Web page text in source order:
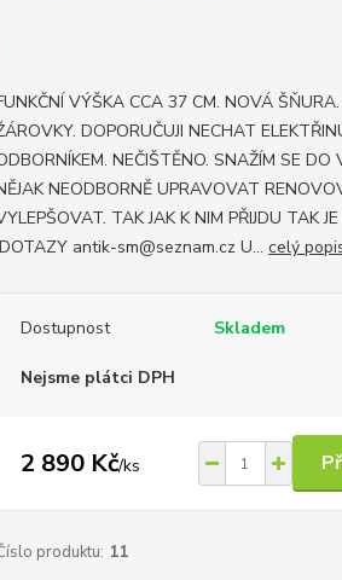
VÝŠKA CCA 37 CM. NOVÁ
DOPORUČUJI NECHAT
NEČIŠTĚNO. SNAŽÍM SE DO
NEODBORNĚ UPRAVOVAT
TAK JAK K NIM PŘIJDU TAK
antik-sm@seznam.cz U... celý
Dostupnost Skladem
Nejsme plátci DPH
2 890 Kč/ks
produktu: 11